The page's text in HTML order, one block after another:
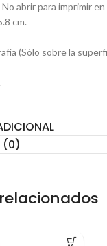
abrir para imprimir
cm.
(Sólo sobre la
(0)